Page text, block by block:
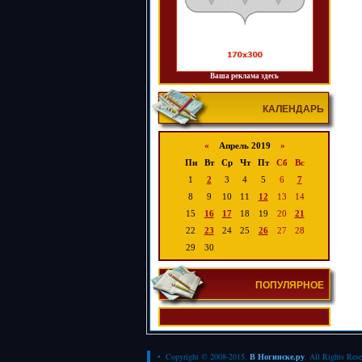
Ваша реклама здесь
КАЛЕНДАРЬ
« Апрель 2019 »
Пн
Вт Ср Чт Пт Сб
Вс
1
2 3 4 5 6
7
8
9 10 11 12 13
14
15
16 17 18 19 20
21
22
23 24 25 26 27
28
29
30
ПОПУЛЯРНОЕ
• Copyright © 2008-2015. В Ногинске.ру. All Rights